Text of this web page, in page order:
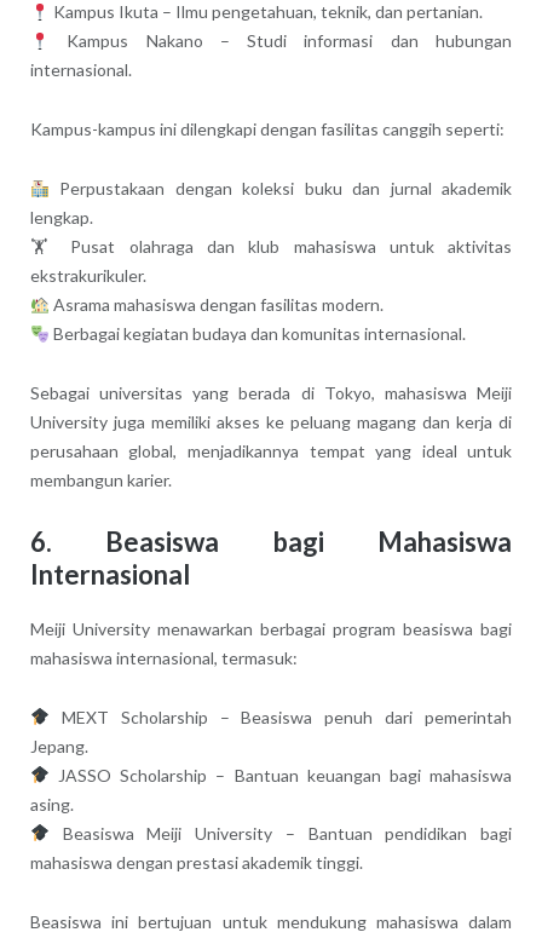
Kampus Ikuta – Ilmu pengetahuan, teknik, dan pertanian.
Kampus Nakano – Studi informasi dan hubungan
internasional.
Kampus-kampus ini dilengkapi dengan fasilitas canggih seperti:
Perpustakaan dengan koleksi buku dan jurnal akademik
lengkap.
🏋 Pusat olahraga dan klub mahasiswa untuk aktivitas
ekstrakurikuler.
Asrama mahasiswa dengan fasilitas modern.
Berbagai kegiatan budaya dan komunitas internasional.
Sebagai universitas yang berada di Tokyo, mahasiswa Meiji
University juga memiliki akses ke peluang magang dan kerja di
perusahaan global, menjadikannya tempat yang ideal untuk
membangun karier.
6. Beasiswa bagi Mahasiswa
Internasional
Meiji University menawarkan berbagai program beasiswa bagi
mahasiswa internasional, termasuk:
MEXT Scholarship – Beasiswa penuh dari pemerintah
Jepang.
JASSO Scholarship – Bantuan keuangan bagi mahasiswa
asing.
Beasiswa Meiji University – Bantuan pendidikan bagi
mahasiswa dengan prestasi akademik tinggi.
Beasiswa ini bertujuan untuk mendukung mahasiswa dalam